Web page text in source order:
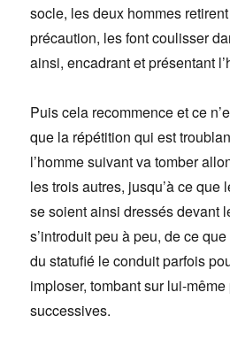
socle, les deux hommes
précaution, les font coulisser
ainsi, encadrant et présentant
Puis cela recommence et ce
que la répétition qui est
l’homme suivant va tomber
les trois autres, jusqu’à ce que
se soient ainsi dressés devant
s’introduit peu à peu, de ce
du statufié le conduit parfois
imploser, tombant sur lui-
successives.